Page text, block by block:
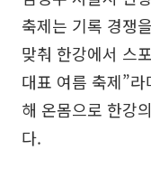
축제는 기록 경쟁
맞춰 한강에서 스
대표 여름 축제”
해 온몸으로 한강
다.